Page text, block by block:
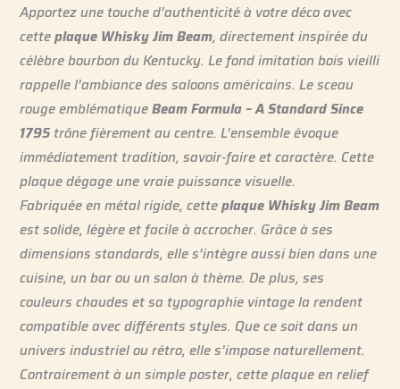
Apportez une touche d’authenticité à votre déco avec
cetteplaque Whisky Jim Beam, directement inspirée du
célèbre bourbon du Kentucky. Le fond imitation bois vieilli
rappelle l’ambiance des saloons américains. Le sceau
rouge emblématiqueBeam Formula – A Standard Since
1795 trône fièrement au centre. L’ensemble évoque
immédiatement tradition, savoir-faire et caractère. Cette
plaque dégage une vraie puissance visuelle.
Fabriquée en métal rigide, cetteplaque Whisky Jim Beam
est solide, légère et facile à accrocher. Grâce à ses
dimensions standards, elle s’intègre aussi bien dans une
cuisine, un bar ou un salon à thème. De plus, ses
couleurs chaudes et sa typographie vintage la rendent
compatible avec différents styles. Que ce soit dans un
univers industriel ou rétro, elle s’impose naturellement.
Contrairement à un simple poster, cette plaque en relief